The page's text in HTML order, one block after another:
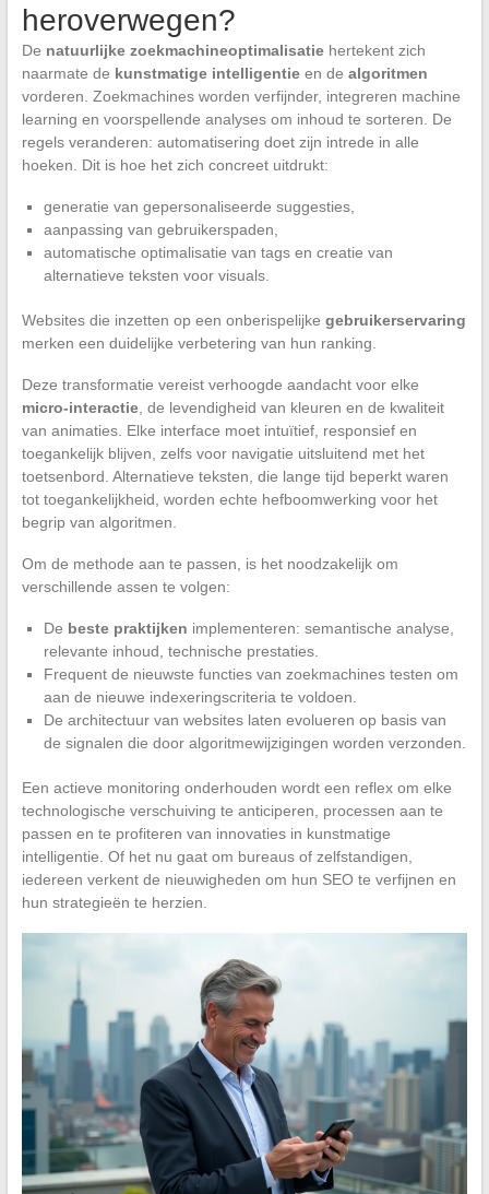
heroverwegen?
De natuurlijke zoekmachineoptimalisatiehertekent zich
naarmate de kunstmatige intelligentieen de algoritmen
vorderen. Zoekmachines worden verfijnder, integreren machine
learning en voorspellende analyses om inhoud te sorteren. De
regels veranderen: automatisering doet zijn intrede in alle
hoeken. Dit is hoe het zich concreet uitdrukt:
generatie van gepersonaliseerde suggesties,
aanpassing van gebruikerspaden,
automatische optimalisatie van tags en creatie van
alternatieve teksten voor visuals.
Websites die inzetten op een onberispelijke gebruikerservaring
merken een duidelijke verbetering van hun ranking.
Deze transformatie vereist verhoogde aandacht voor elke
micro-interactie, de levendigheid van kleuren en de kwaliteit
van animaties. Elke interface moet intuïtief, responsief en
toegankelijk blijven, zelfs voor navigatie uitsluitend met het
toetsenbord. Alternatieve teksten, die lange tijd beperkt waren
tot toegankelijkheid, worden echte hefboomwerking voor het
begrip van algoritmen.
Om de methode aan te passen, is het noodzakelijk om
verschillende assen te volgen:
De beste praktijken implementeren: semantische analyse,
relevante inhoud, technische prestaties.
Frequent de nieuwste functies van zoekmachines testen om
aan de nieuwe indexeringscriteria te voldoen.
De architectuur van websites laten evolueren op basis van
de signalen die door algoritmewijzigingen worden verzonden.
Een actieve monitoring onderhouden wordt een reflex om elke
technologische verschuiving te anticiperen, processen aan te
passen en te profiteren van innovaties in kunstmatige
intelligentie. Of het nu gaat om bureaus of zelfstandigen,
iedereen verkent de nieuwigheden om hun SEO te verfijnen en
hun strategieën te herzien.